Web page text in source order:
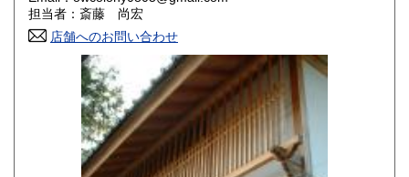
香川県 600円 愛媛県
高知県 600円
600円 長崎県
600円 大分県
600円 鹿児島県
担当者：斎藤 尚宏
店舗へのお問い合わせ